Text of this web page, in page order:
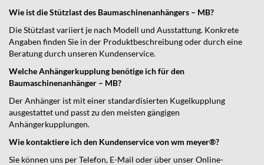
Wie ist die Stützlast des Baumaschinenanhängers – MB?
Die Stützlast variiert je nach Modell und Ausstattung. Konkrete
Angaben finden Sie in der Produktbeschreibung oder durch eine
Beratung durch unseren Kundenservice.
Welche Anhängerkupplung benötige ich für den
Baumaschinenanhänger – MB?
Der Anhänger ist mit einer standardisierten Kugelkupplung
ausgestattet und passt zu den meisten gängigen
Anhängerkupplungen.
Wie kontaktiere ich den Kundenservice von wm meyer®?
Sie können uns per Telefon, E-Mail oder über unser Online-